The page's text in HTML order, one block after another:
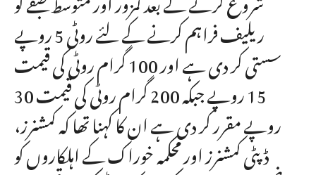
ریلیف فراہم کرنے کے لئے روٹی 5 روپے
سستی کر دی ہے اور 100 گرام روٹی کی قیمت
15 روپے جبکہ 200 گرام روٹی کی قیمت 30
روپے مقرر کر دی ہے ان کا کہنا تھا کہ کمشنرز،
ڈپٹی کمشنرز اور محکمہ خوراک کے اہلکاروں کو